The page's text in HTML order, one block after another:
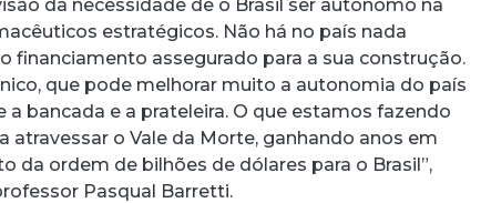
da necessidade de o Brasil ser autônomo na
estratégicos. Não há no país nada
financiamento assegurado para a sua construção.
que pode melhorar muito a autonomia do país
a bancada e a prateleira. O que estamos fazendo
atravessar o Vale da Morte, ganhando anos em
da ordem de bilhões de dólares para o Brasil”,
Pasqual Barretti.